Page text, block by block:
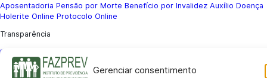
Gerenciar consentimento
Aposentadoria Pensão por Morte Benefício por Invalidez Auxílio Doença
Holerite Online Protocolo Online
Transparência
Portal da Transparência
informação